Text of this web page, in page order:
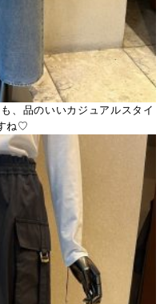
、品のいいカジュアルスタイ
ね♡